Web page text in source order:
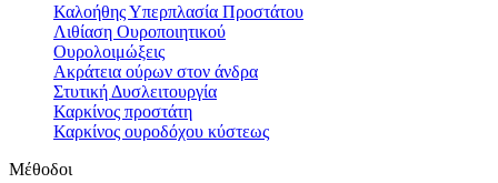
Καλοήθης Υπερπλασία Προστάτου
Λιθίαση Ουροποιητικού
Ουρολοιμώξεις
Ακράτεια ούρων στον άνδρα
Στυτική Δυσλειτουργία
Καρκίνος προστάτη
Καρκίνος ουροδόχου κύστεως
Μέθοδοι